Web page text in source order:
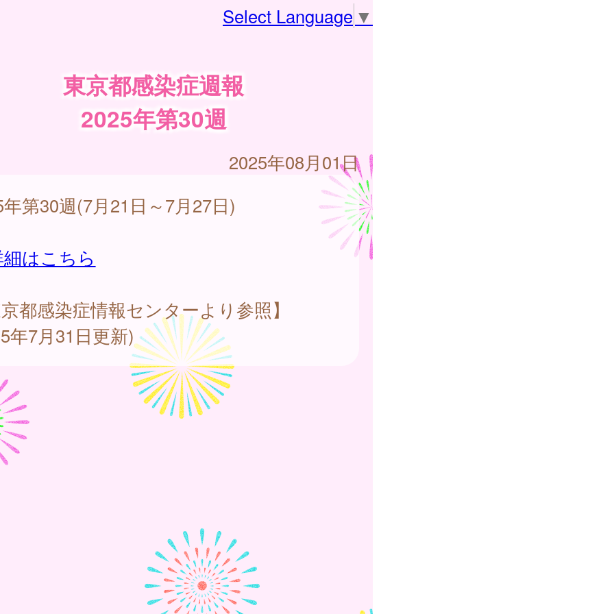
Select Language ▼
東京都感染症週報
2025年第30週
2025年08月01日
第30週(7月21日～7月27日)
はこちら
都感染症情報センターより参照】
年7月31日更新)